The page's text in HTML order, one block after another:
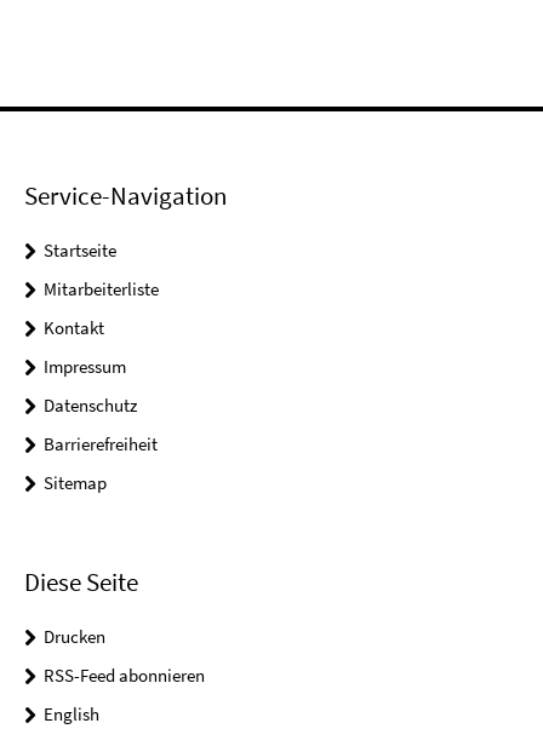
Service-Navigation
Startseite
Mitarbeiterliste
Kontakt
Impressum
Datenschutz
Barrierefreiheit
Sitemap
Diese Seite
Drucken
RSS-Feed abonnieren
English